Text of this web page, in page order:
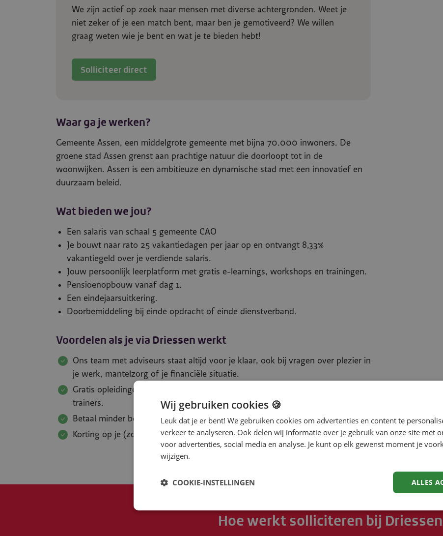
We zijn actief op zoek naar mensen met diverse achtergronden. Weet je
niet zeker of je een match bent, maar ben je gemotiveerd? We willen
graag weten wie je bent en wat je te bieden hebt!
Solliciteer direct
Waar ga je werken?
Gemeente Assen, een middelgrote gemeente met bijna 70.000 inwoners. De
groene stad Assen grenst aan prachtige natuur die doorloopt tot in de
woonwijken. Assen is een ambitieuze en dynamische stad met een innovatief en
duurzaam beleid.
Wat bieden we jou?
Een salaris van schaal 5 gemeente CAO
Je bouwt naar rato 25 vakantiedagen per jaar op en ontvangt 8,33%
vakantiegeld over je verdiende salaris.
Jouw persoonlijk leerplatform met gratis e-learnings, workshops en trainingen.
Pensioenopbouw vanaf dag 1.
Een eindejaarsuitkering.
Doorbemiddeling bij einde opdracht of einde dienstverband.
Voordelen als je via Driessen werkt
Ons team met adviseurs staat altijd voor je klaar, ook bij vragen over plezier in
je werk, mantelzorg of je financiële situatie.
Gratis opleidingen en workshops zowel online als op locatie door de beste
trainers.
Betaal minder belasting met onze reiskosten-uitruilregeling.
Korting op je (zorg)verzekeringen en sportabonnement.
Hoe werkt solliciteren bij Driessen
Wij gebruiken cookies 🍪
Leuk dat je er bent! We gebruiken cookies om advertenties en content te
verkeer te analyseren. Ook delen wij informatie over je gebruik van onze site met
voor advertenties, social media en analyse. Je kunt op elk gewenst moment je
wijzigen.
ALLES
COOKIE-INSTELLINGEN